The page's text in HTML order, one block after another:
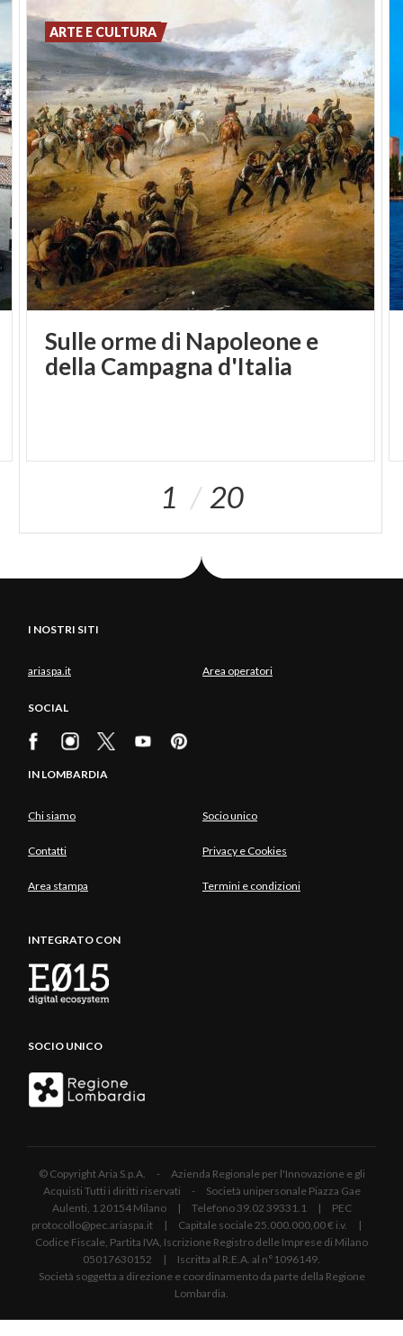
Sulle orme di Napoleone e
della Campagna d'Italia
ARTE E CULTURA
1 20
I NOSTRI SITI
ariaspa.it Area operatori
SOCIAL
IN LOMBARDIA
Chi siamo Socio unico
Contatti Privacy e Cookies
Area stampa Termini e condizioni
INTEGRATO CON
SOCIO UNICO
© Copyright Aria S.p.A. - Azienda Regionale per l'Innovazione e gli
Acquisti Tutti i diritti riservati - Società unipersonale Piazza Gae
Aulenti, 1 20154 Milano | Telefono 39.02 39331.1 | PEC
protocollo@pec.ariaspa.it | Capitale sociale 25.000.000,00 € i.v. |
Codice Fiscale, Partita IVA, Iscrizione Registro delle Imprese di Milano
05017630152 | Iscritta al R.E.A. al n°1096149.
Società soggetta a direzione e coordinamento da parte della Regione
Lombardia.